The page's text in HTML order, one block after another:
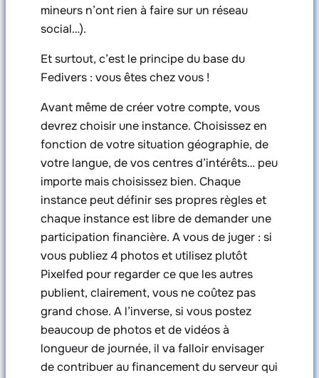
mineurs n’ont rien à faire sur un réseau
social…).
Et surtout, c’est le principe du base du
Fedivers : vous êtes chez vous !
Avant même de créer votre compte, vous
devrez choisir une instance. Choisissez en
fonction de votre situation géographie, de
votre langue, de vos centres d’intérêts… peu
importe mais choisissez bien. Chaque
instance peut définir ses propres règles et
chaque instance est libre de demander une
participation financière. A vous de juger : si
vous publiez 4 photos et utilisez plutôt
Pixelfed pour regarder ce que les autres
publient, clairement, vous ne coûtez pas
grand chose. A l’inverse, si vous postez
beaucoup de photos et de vidéos à
longueur de journée, il va falloir envisager
de contribuer au financement du serveur qui